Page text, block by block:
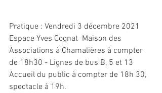
Pratique : Vendredi 3 décembre 2021
Espace Yves Cognat  Maison des
Associations à Chamalières à compter
de 18h30 - Lignes de bus B, 5 et 13
Accueil du public à compter de 18h 30,
spectacle à 19h.